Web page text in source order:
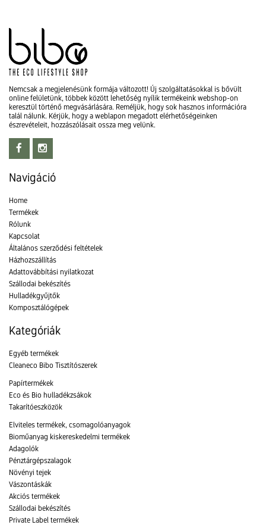
Nemcsak a megjelenésünk formája változott! Új szolgáltatásokkal is bővült
online felületünk, többek között lehetőség nyílik termékeink webshop-on
keresztül történő megvásárlására. Reméljük, hogy sok hasznos információra
talál nálunk. Kérjük, hogy a weblapon megadott elérhetőségeinken
észrevételeit, hozzászólásait ossza meg velünk.
Navigáció
Home
Termékek
Rólunk
Kapcsolat
Általános szerződési feltételek
Házhozszállítás
Adattovábbítási nyilatkozat
Szállodai bekészítés
Hulladékgyűjtők
Komposztálógépek
Kategóriák
Egyéb termékek
Cleaneco Bibo Tisztítószerek
Papírtermékek
Eco és Bio hulladékzsákok
Takarítóeszközök
Elviteles termékek, csomagolóanyagok
Bioműanyag kiskereskedelmi termékek
Adagolók
Pénztárgépszalagok
Növényi tejek
Vászontáskák
Akciós termékek
Szállodai bekészítés
Private Label termékek